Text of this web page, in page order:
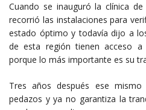
Cuando se inauguró la clínica
recorrió las instalaciones para
estado óptimo y todavía dijo a
de esta región tienen acceso a
porque lo más importante es su
Tres años después ese
pedazos y ya no garantiza la